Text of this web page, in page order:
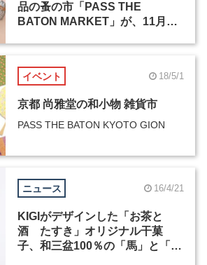
品の蚤の市「PASS THE
BATON MARKET」が、11月20
イベント 18/5/1
京都 尚雅堂の和小物 雑貨市
PASS THE BATON KYOTO GION
ニュース 16/4/21
KIGIがデザインした「お茶と
酒 たすき」オリジナル干菓
子、和三盆100％の「馬」と「サ